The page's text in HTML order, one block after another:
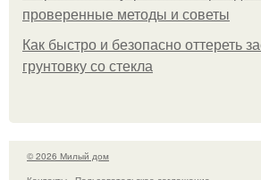
проверенные методы и советы
Как быстро и безопасно оттереть
грунтовку со стекла
© 2026 Милый дом